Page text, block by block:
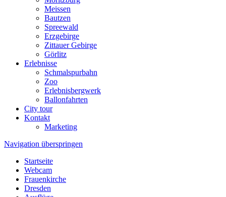
Meissen
Bautzen
Spreewald
Erzgebirge
Zittauer Gebirge
Görlitz
Erlebnisse
Schmalspurbahn
Zoo
Erlebnisbergwerk
Ballonfahrten
City tour
Kontakt
Marketing
Navigation überspringen
Startseite
Webcam
Frauenkirche
Dresden